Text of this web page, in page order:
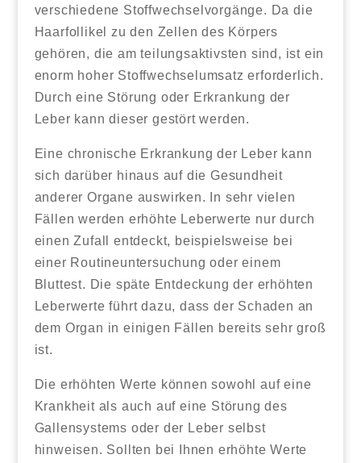
verschiedene Stoffwechselvorgänge. Da die
Haarfollikel zu den Zellen des Körpers
gehören, die am teilungsaktivsten sind, ist ein
enorm hoher Stoffwechselumsatz erforderlich.
Durch eine Störung oder Erkrankung der
Leber kann dieser gestört werden.
Eine chronische Erkrankung der Leber kann
sich darüber hinaus auf die Gesundheit
anderer Organe auswirken. In sehr vielen
Fällen werden erhöhte Leberwerte nur durch
einen Zufall entdeckt, beispielsweise bei
einer Routineuntersuchung oder einem
Bluttest. Die späte Entdeckung der erhöhten
Leberwerte führt dazu, dass der Schaden an
dem Organ in einigen Fällen bereits sehr groß
ist.
Die erhöhten Werte können sowohl auf eine
Krankheit als auch auf eine Störung des
Gallensystems oder der Leber selbst
hinweisen. Sollten bei Ihnen erhöhte Werte